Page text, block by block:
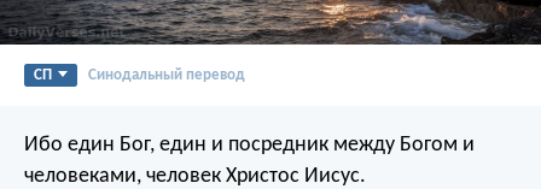
СП Синодальный перевод
Ибо един Бог, един и посредник между Богом и
человеками, человек Христос Иисус.